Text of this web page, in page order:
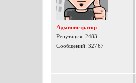
Администратор
Репутация: 2483
Сообщений: 32767